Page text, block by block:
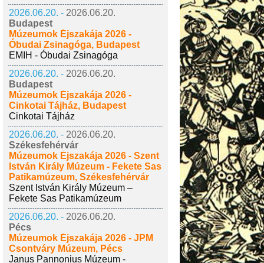
2026.06.20. - 2026.06.20.
Budapest
Múzeumok Éjszakája 2026 -
Óbudai Zsinagóga, Budapest
EMIH - Óbudai Zsinagóga
2026.06.20. - 2026.06.20.
Budapest
Múzeumok Éjszakája 2026 -
Cinkotai Tájház, Budapest
Cinkotai Tájház
2026.06.20. - 2026.06.20.
Székesfehérvár
Múzeumok Éjszakája 2026 - Szent
István Király Múzeum - Fekete Sas
Patikamúzeum, Székesfehérvár
Szent István Király Múzeum –
Fekete Sas Patikamúzeum
2026.06.20. - 2026.06.20.
Pécs
Múzeumok Éjszakája 2026 - JPM
Csontváry Múzeum, Pécs
Janus Pannonius Múzeum -